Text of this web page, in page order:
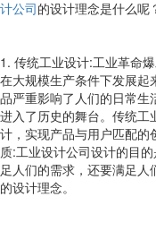
计公司的设计理念是什么呢
1. 传统工业设计:工业革命
在大规模生产条件下发展
品严重影响了人们的日常生
进入了历史的舞台。传统
计，实现产品与用户匹配的
质:工业设计公司设计的目
足人们的需求，还要满足
的设计理念。